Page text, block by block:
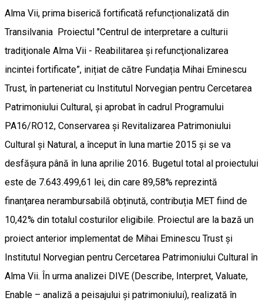
Alma Vii, prima biserică fortificată refuncționalizată din
Transilvania Proiectul "Centrul de interpretare a culturii
tradiţionale Alma Vii - Reabilitarea și refuncţionalizarea
incintei fortificate”, inițiat de către Fundația Mihai Eminescu
Trust, în parteneriat cu Institutul Norvegian pentru Cercetarea
Patrimoniului Cultural, și aprobat în cadrul Programului
PA16/RO12, Conservarea și Revitalizarea Patrimoniului
Cultural și Natural, a început în luna martie 2015 și se va
desfășura până în luna aprilie 2016. Bugetul total al proiectului
este de 7.643.499,61 lei, din care 89,58% reprezintă
finanţarea nerambursabilă obținută, contribuția MET fiind de
10,42% din totalul costurilor eligibile. Proiectul are la bază un
proiect anterior implementat de Mihai Eminescu Trust și
Institutul Norvegian pentru Cercetarea Patrimoniului Cultural în
Alma Vii. În urma analizei DIVE (Describe, Interpret, Valuate,
Enable – analiză a peisajului și patrimoniului), realizată în